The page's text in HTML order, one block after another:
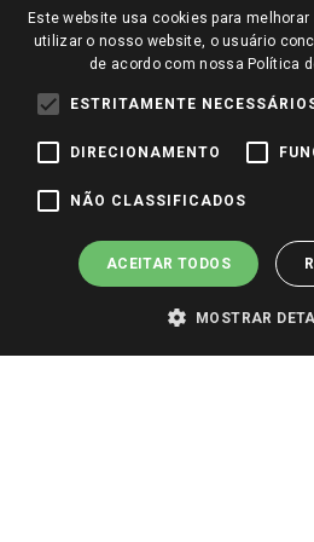
Notícias
Perguntas frequentes
Trabalhe Conosco
Trocas e Devoluções
Redes Sociais
Este website usa cookies para
utilizar o nosso website, o usuário
de acordo com nossa Política
ESTRITAMENTE
DIRECIONAMENTO
NÃO CLASSIFICADOS
ACEITAR TODOS
MOSTRAR